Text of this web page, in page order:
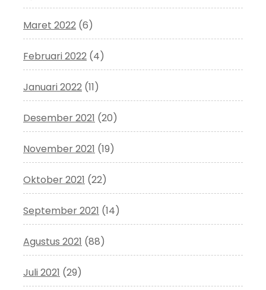
Maret 2022 (6)
Februari 2022 (4)
Januari 2022 (11)
Desember 2021 (20)
November 2021 (19)
Oktober 2021 (22)
September 2021 (14)
Agustus 2021 (88)
Juli 2021 (29)